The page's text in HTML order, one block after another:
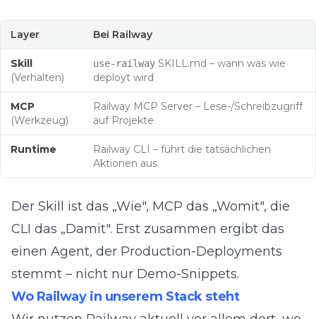
Layer Bei Railway
Skill
(Verhalten)
use-railway SKILL.md – wann was wie
deployt wird
MCP
(Werkzeug)
Railway MCP Server – Lese-/Schreibzugriff
auf Projekte
Runtime
Railway CLI – führt die tatsächlichen
Aktionen aus
Der Skill ist das „Wie", MCP das „Womit", die
CLI das „Damit". Erst zusammen ergibt das
einen Agent, der Production-Deployments
stemmt – nicht nur Demo-Snippets.
Wo Railway in unserem Stack steht